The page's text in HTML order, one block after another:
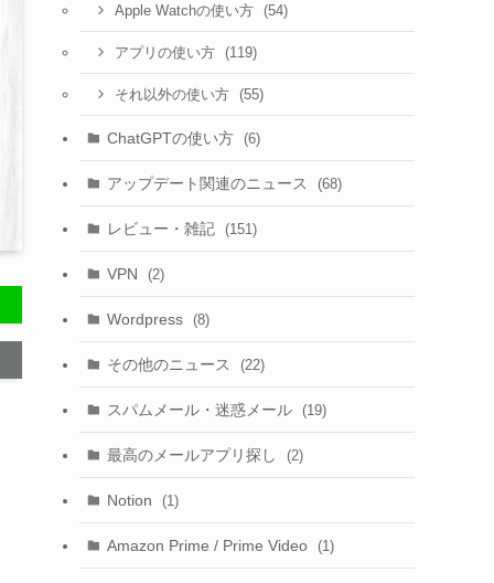
Apple Watchの使い方 (54)
アプリの使い方 (119)
それ以外の使い方 (55)
ChatGPTの使い方 (6)
アップデート関連のニュース (68)
レビュー・雑記 (151)
VPN (2)
Wordpress (8)
その他のニュース (22)
スパムメール・迷惑メール (19)
最高のメールアプリ探し (2)
Notion (1)
Amazon Prime / Prime Video (1)